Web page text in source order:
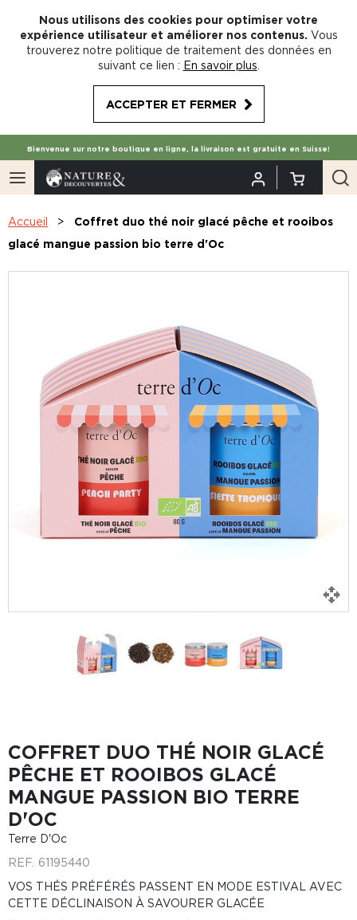
Nous utilisons des cookies pour optimiser votre
expérience utilisateur et améliorer nos contenus. Vous
trouverez notre politique de traitement des données en
suivant ce lien : En savoir plus
ACCEPTER ET FERMER
Bienvenue sur notre boutique en ligne, la livraison est gratuite en Suisse!
Accueil
Coffret duo thé noir glacé pêche et rooibos
glacé mangue passion bio terre d'Oc
COFFRET DUO THÉ NOIR GLACÉ
PÊCHE ET ROOIBOS GLACÉ
MANGUE PASSION BIO TERRE
D'OC
Terre D'Oc
REF. 61195440
VOS THÉS PRÉFÉRÉS PASSENT EN MODE ESTIVAL AVEC
CETTE DÉCLINAISON À SAVOURER GLACÉE